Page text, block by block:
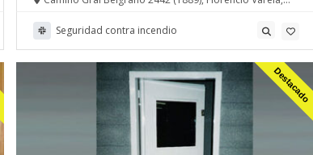
Seguridad contra incendio
Destacado